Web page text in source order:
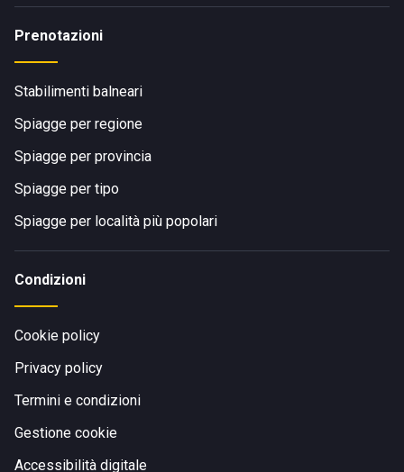
Prenotazioni
Stabilimenti balneari
Spiagge per regione
Spiagge per provincia
Spiagge per tipo
Spiagge per località più popolari
Condizioni
Cookie policy
Privacy policy
Termini e condizioni
Gestione cookie
Accessibilità digitale